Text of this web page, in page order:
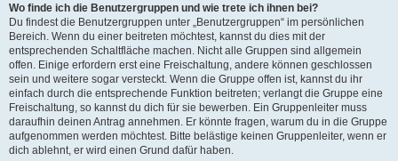
Wo finde ich die Benutzergruppen und wie trete ich ihnen bei?
Du findest die Benutzergruppen unter „Benutzergruppen“ im persönlichen
Bereich. Wenn du einer beitreten möchtest, kannst du dies mit der
entsprechenden Schaltfläche machen. Nicht alle Gruppen sind allgemein
offen. Einige erfordern erst eine Freischaltung, andere können geschlossen
sein und weitere sogar versteckt. Wenn die Gruppe offen ist, kannst du ihr
einfach durch die entsprechende Funktion beitreten; verlangt die Gruppe eine
Freischaltung, so kannst du dich für sie bewerben. Ein Gruppenleiter muss
daraufhin deinen Antrag annehmen. Er könnte fragen, warum du in die Gruppe
aufgenommen werden möchtest. Bitte belästige keinen Gruppenleiter, wenn er
dich ablehnt, er wird einen Grund dafür haben.